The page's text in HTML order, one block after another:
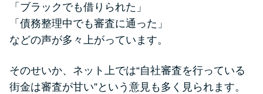
「ブラックでも借りられた」
「債務整理中でも審査に通った」
などの声が多々上がっています。
そのせいか、ネット上では“自社審査を行っている
街金は審査が甘い”という意見も多く見られます。